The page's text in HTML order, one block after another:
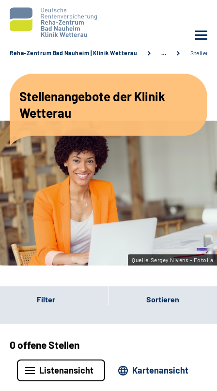
Unsere Angebote
Karriere
Sozialdienste & Zuweisende
Suche
Leichte Sprache
Gebärdensprache
Reha-Zentrum Bad Nauheim | Klinik Wetterau …
Stellenangebote der Klinik
Wetterau
Quelle:Sergey Nivens - Fotolia
Filter Sortieren
0 offene Stellen
Listenansicht Kartenansicht